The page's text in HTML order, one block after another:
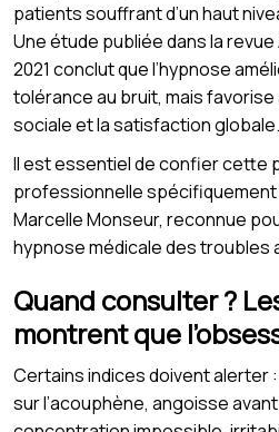
patients souffrant d’un haut
Une étude publiée dans la
2021 conclut que l’hypnose
tolérance au bruit, mais
sociale et la satisfaction globale.
Il est essentiel de confier cette
professionnelle
Marcelle Monseur, reconnue
hypnose médicale des troubles
Quand consulter ?
montrent que
Certains indices doivent alerter
sur l’acouphène, angoisse